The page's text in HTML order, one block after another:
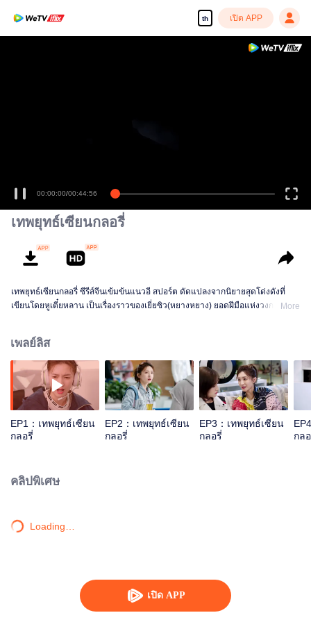
th เปิด APP
เปิด APP
00:00:00/00:44:56
เทพยุทธ์เซียนกลอรี่
เทพยุทธ์เซียนกลอรี่ ซีรีส์จีนเข้มข้นแนวอี สปอร์ต ดัดแปลงจากนิยายสุดโด่งดังที่
เขียนโดยหูเตี๋ยหลาน เป็นเรื่องราวของเยี่ยซิว(หยางหยาง) ยอดฝีมือแห่งวงการ
ต้องตกไปสู่ผู้สืบทอดคนใหม่ แต่เขาเกิดมาเพื่อคู่กับกลอรี่! หลังจากลาออกจาก
สโมสรกลอรี่ เขาได้ไปสมัครงานที่ร้านซิงซินอินเตอร์เน็ตคาเฟ่ซึ่งมีเฉินกั่ว(เจียงซู
อิ่ง)เป็นเจ้าของร้านแถวเธอยังเป็นแฟนพันธุ์แท้เกมส์กลอรี่ด้วย ระหว่างที่เยี่ยซิว
ทำงานเป็นผู้จัดการร้านอินเตอร์เน็ตค่าเฟ่ เขาได้สร้างไอดีใหม่"จวินม่อเซี่ยว"เพื่อ
คิดค้นวิธีฟื้นฟู"ร่มแสนกล"สุดยอดไอเท็มแห่งกลอรี่ และได้สร้างทีมสโมสรขึ้นมา
ใหม่คือสโมสรซิงซิน ซึ่งทุกคนล้วนเป็นผู้เล่นมือสมัครเล่น พวกเขาต้องพบเจอ
อุปสรรคและความผิดหวังมากมายเพื่อก้าวไปสู่การเป็นผู้เล่นอี สปอร์ต มืออาชีพ เยี่ย
More
เพลย์ลิส
EP1：เทพยุทธ์เซียน
กลอรี่
EP2：เทพยุทธ์เซียน
กลอรี่
EP3：เทพยุทธ์เซียน
กลอรี่
กล
คลิปพิเศษ
Loading…